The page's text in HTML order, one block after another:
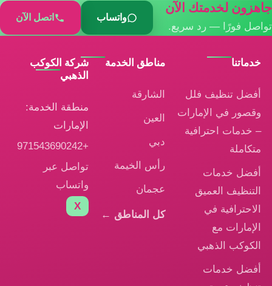
جاهزون لخدمتك الآن
تواصل فورًا — رد سريع.
واتساب اتصل الآن
خدماتنا
أفضل تنظيف فلل
وقصور في الإمارات
– خدمات احترافية
متكاملة
أفضل خدمات
التنظيف العميق
الاحترافية في
الإمارات مع
الكوكب الذهبي
أفضل خدمات
مناطق الخدمة
الشارقة
العين
دبي
رأس الخيمة
عجمان
كل المناطق ←
شركة الكوكب
الذهبي
منطقة الخدمة:
الإمارات
+971543690242
تواصل عبر
واتساب
X